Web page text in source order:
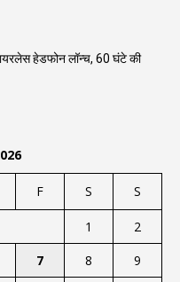
हेडफोन लॉन्च, 60 घंटे की
F S S
1
2
7 8 9